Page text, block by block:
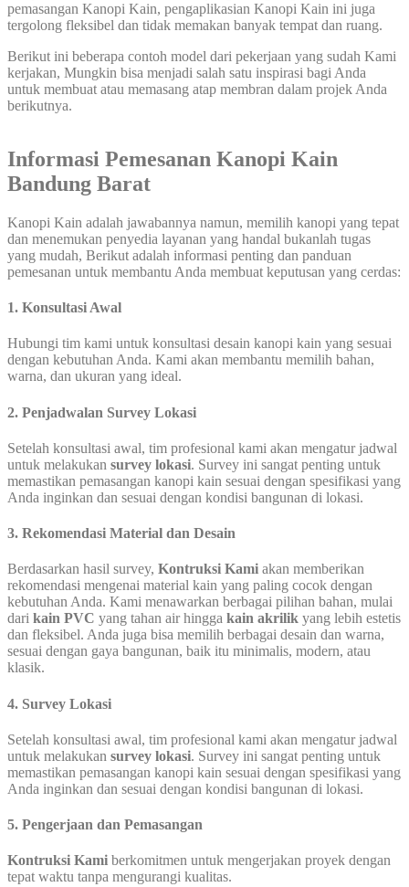
pemasangan Kanopi Kain, pengaplikasian Kanopi Kain ini juga
tergolong fleksibel dan tidak memakan banyak tempat dan ruang.
Berikut ini beberapa contoh model dari pekerjaan yang sudah Kami
kerjakan, Mungkin bisa menjadi salah satu inspirasi bagi Anda
untuk membuat atau memasang atap membran dalam projek Anda
berikutnya.
Informasi Pemesanan Kanopi Kain
Bandung Barat
Kanopi Kain adalah jawabannya namun, memilih kanopi yang tepat
dan menemukan penyedia layanan yang handal bukanlah tugas
yang mudah, Berikut adalah informasi penting dan panduan
pemesanan untuk membantu Anda membuat keputusan yang cerdas:
1. Konsultasi Awal
Hubungi tim kami untuk konsultasi desain kanopi kain yang sesuai
dengan kebutuhan Anda. Kami akan membantu memilih bahan,
warna, dan ukuran yang ideal.
2. Penjadwalan Survey Lokasi
Setelah konsultasi awal, tim profesional kami akan mengatur jadwal
untuk melakukan survey lokasi. Survey ini sangat penting untuk
memastikan pemasangan kanopi kain sesuai dengan spesifikasi yang
Anda inginkan dan sesuai dengan kondisi bangunan di lokasi.
3. Rekomendasi Material dan Desain
Berdasarkan hasil survey, Kontruksi Kami akan memberikan
rekomendasi mengenai material kain yang paling cocok dengan
kebutuhan Anda. Kami menawarkan berbagai pilihan bahan, mulai
dari kain PVC yang tahan air hingga kain akrilik yang lebih estetis
dan fleksibel. Anda juga bisa memilih berbagai desain dan warna,
sesuai dengan gaya bangunan, baik itu minimalis, modern, atau
klasik.
4. Survey Lokasi
Setelah konsultasi awal, tim profesional kami akan mengatur jadwal
untuk melakukan survey lokasi. Survey ini sangat penting untuk
memastikan pemasangan kanopi kain sesuai dengan spesifikasi yang
Anda inginkan dan sesuai dengan kondisi bangunan di lokasi.
5. Pengerjaan dan Pemasangan
Kontruksi Kami berkomitmen untuk mengerjakan proyek dengan
tepat waktu tanpa mengurangi kualitas.